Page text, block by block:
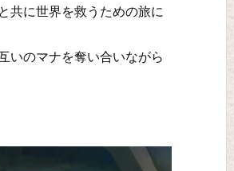
共に世界を救うための旅に
いのマナを奪い合いながら